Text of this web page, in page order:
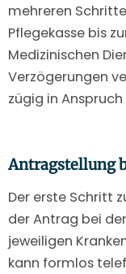
mehreren
Pflegekasse bis
Medizinischen
Verzögerungen
zügig in
Antragstellung
Der erste Schritt
der Antrag bei
jeweiligen
kann formlos